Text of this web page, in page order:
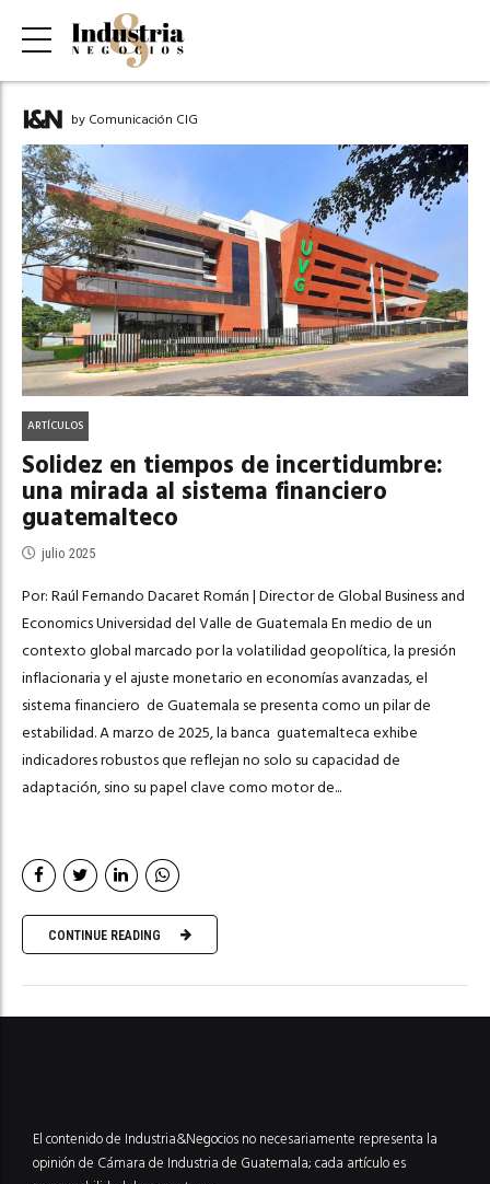
by Comunicación CIG
ARTÍCULOS
Solidez en tiempos de incertidumbre:
una mirada al sistema financiero
guatemalteco
julio 2025
Por: Raúl Fernando Dacaret Román | Director de Global Business and
Economics Universidad del Valle de Guatemala En medio de un
contexto global marcado por la volatilidad geopolítica, la presión
inflacionaria y el ajuste monetario en economías avanzadas, el
sistema financiero de Guatemala se presenta como un pilar de
estabilidad. A marzo de 2025, la banca guatemalteca exhibe
indicadores robustos que reflejan no solo su capacidad de
adaptación, sino su papel clave como motor de...
CONTINUE READING
El contenido de Industria&Negocios no necesariamente representa la
opinión de Cámara de Industria de Guatemala; cada artículo es